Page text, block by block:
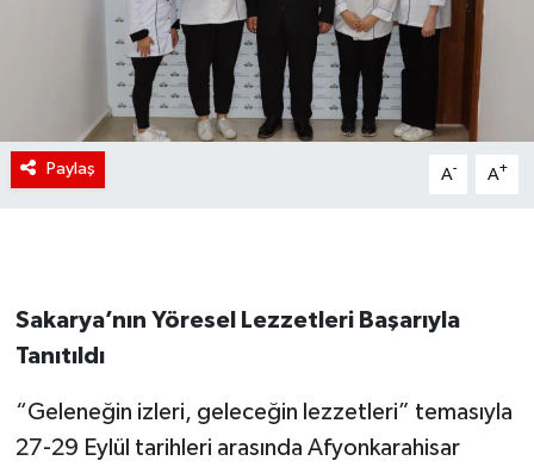
Paylaş A- A+
Sakarya’nın Yöresel Lezzetleri Başarıyla
Tanıtıldı
“Geleneğin izleri, geleceğin lezzetleri” temasıyla
27-29 Eylül tarihleri arasında Afyonkarahisar